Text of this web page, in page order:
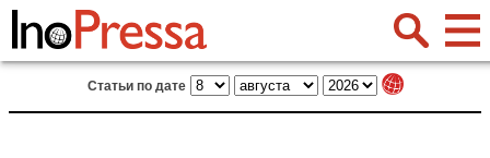
Статьи по дате